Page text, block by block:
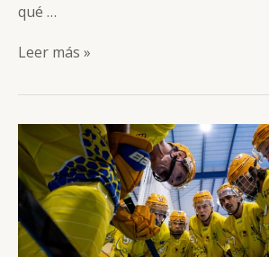
qué …
Beneficios
Ejercicios
Excéntricos
en
Hockey
Línea
Leer más »